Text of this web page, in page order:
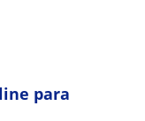
para